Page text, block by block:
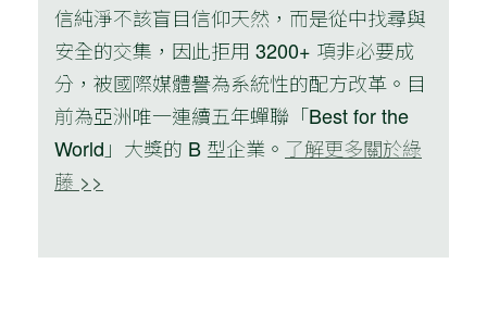
信純淨不該盲目信仰天然，而是從中找尋與
安全的交集，因此拒用 3200+ 項非必要成
分，被國際媒體譽為系統性的配方改革。目
前為亞洲唯一連續五年蟬聯「Best for the
World」大獎的 B 型企業。 了解更多關於綠
藤 >>